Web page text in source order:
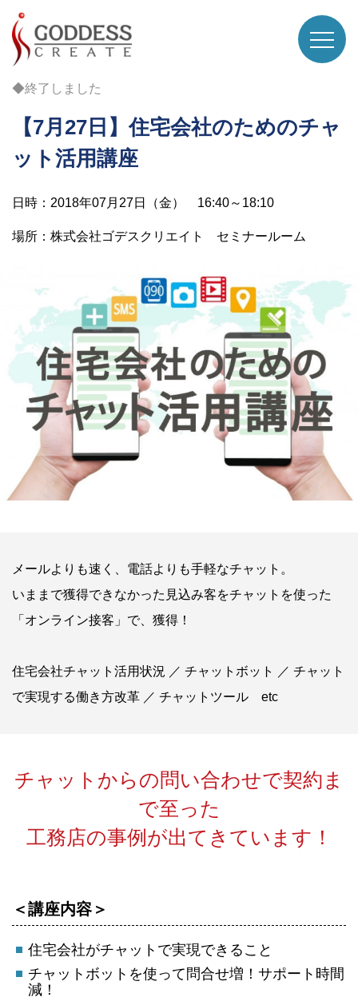
◆終了しました
【7月27日】住宅会社のためのチャ
ット活用講座
日時：2018年07月27日（金） 16:40～18:10
場所：株式会社ゴデスクリエイト セミナールーム
メールよりも速く、電話よりも手軽なチャット。
いままで獲得できなかった見込み客をチャットを使った
「オンライン接客」で、獲得！
住宅会社チャット活用状況 ／ チャットボット ／ チャット
で実現する働き方改革 ／ チャットツール etc
チャットからの問い合わせで契約ま
で至った
工務店の事例が出てきています！
＜講座内容＞
住宅会社がチャットで実現できること
チャットボットを使って問合せ増！サポート時間
減！